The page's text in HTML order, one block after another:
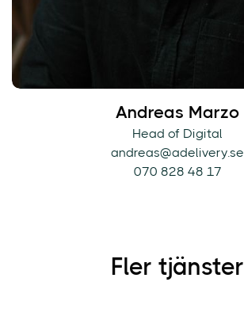
Andreas Marzo
Head of Digital
andreas@adelivery.se
070 828 48 17
Fler tjänster